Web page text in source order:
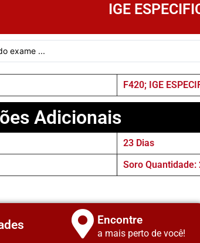
IGE
F420; IGE
Adicionais
23 Dias
Soro Quantidade:
Encontre
a mais perto de você!